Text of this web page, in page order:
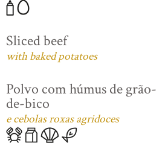
Sliced beef
with baked potatoes
Polvo com húmus de grão-
de-bico
e cebolas roxas agridoces